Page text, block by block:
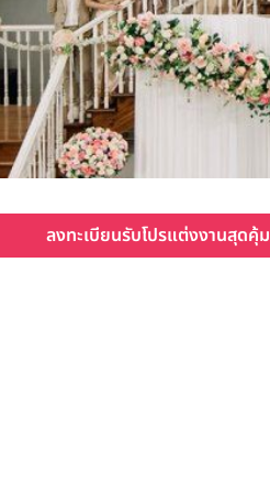
ลงทะเบียนรับโปรแต่งงานสุดคุ้ม